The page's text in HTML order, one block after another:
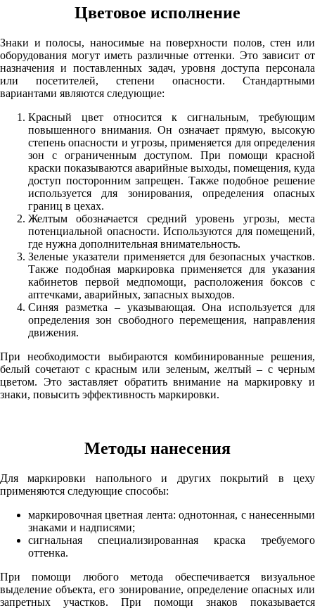
Цветовое исполнение
Знаки и полосы, наносимые на поверхности полов, стен или
оборудования могут иметь различные оттенки. Это зависит от
назначения и поставленных задач, уровня доступа персонала
или посетителей, степени опасности. Стандартными
вариантами являются следующие:
Красный цвет относится к сигнальным, требующим
повышенного внимания. Он означает прямую, высокую
степень опасности и угрозы, применяется для определения
зон с ограниченным доступом. При помощи красной
краски показываются аварийные выходы, помещения, куда
доступ посторонним запрещен. Также подобное решение
используется для зонирования, определения опасных
границ в цехах.
Желтым обозначается средний уровень угрозы, места
потенциальной опасности. Используются для помещений,
где нужна дополнительная внимательность.
Зеленые указатели применяется для безопасных участков.
Также подобная маркировка применяется для указания
кабинетов первой медпомощи, расположения боксов с
аптечками, аварийных, запасных выходов.
Синяя разметка – указывающая. Она используется для
определения зон свободного перемещения, направления
движения.
При необходимости выбираются комбинированные решения,
белый сочетают с красным или зеленым, желтый – с черным
цветом. Это заставляет обратить внимание на маркировку и
знаки, повысить эффективность маркировки.
Методы нанесения
Для маркировки напольного и других покрытий в цеху
применяются следующие способы:
маркировочная цветная лента: однотонная, с нанесенными
знаками и надписями;
сигнальная специализированная краска требуемого
оттенка.
При помощи любого метода обеспечивается визуальное
выделение объекта, его зонирование, определение опасных или
запретных участков. При помощи знаков показывается